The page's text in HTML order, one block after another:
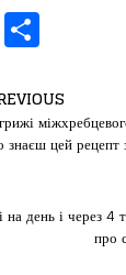
E
m
іл
и
т
ис
я
цей рецепт
день і через 4
про